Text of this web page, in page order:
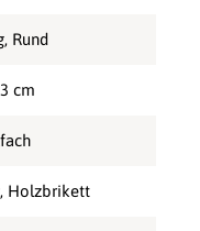
, Rund
cm
, Holzbrikett